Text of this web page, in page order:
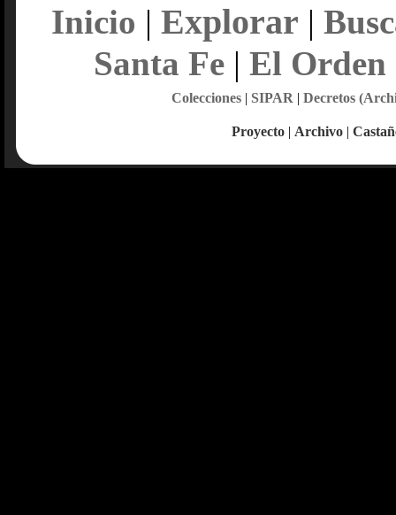
Inicio | Explorar |
Santa Fe| El Orden
Colecciones| SIPAR | Decretos
Proyecto | Archivo |